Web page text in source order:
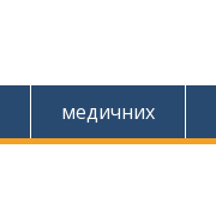
медичних